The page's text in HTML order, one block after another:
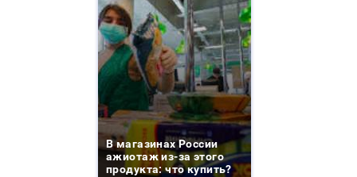
В магазинах России
ажиотаж из-за этого
продукта: что купить?